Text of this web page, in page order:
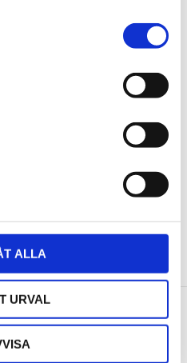
ALLA
URVAL
och ta del av de